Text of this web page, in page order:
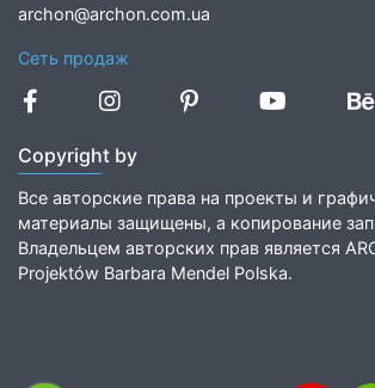
archon@archon.com.ua
Сеть продаж
Copyright by
Все авторские права на проекты и
материалы защищены, а копирование
Владельцем авторских прав является
Projektów Barbara Mendel Polska.